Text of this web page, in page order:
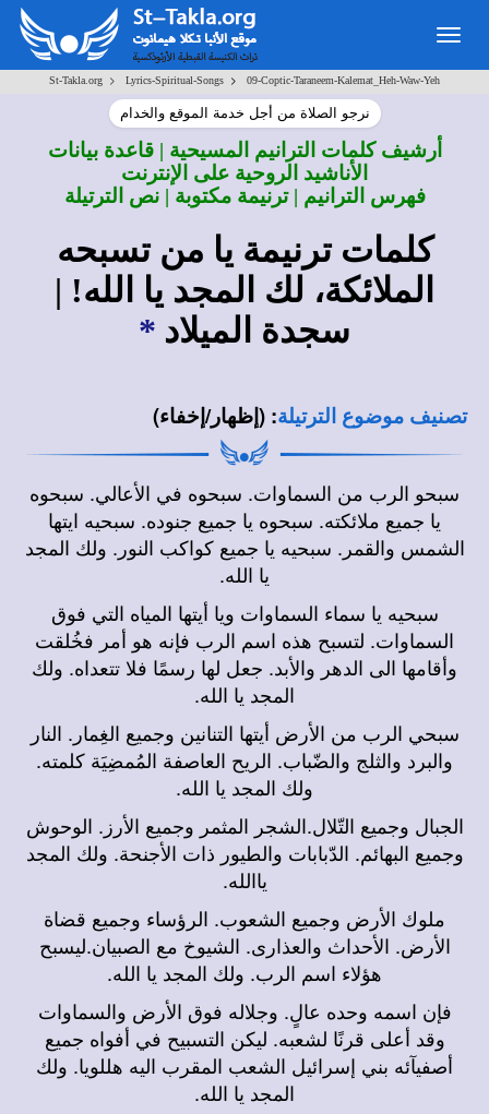
St-Takla.org > Lyrics-Spiritual-Songs > 09-Coptic-Taraneem-Kalemat_Heh-Waw-Yeh
نرجو الصلاة من أجل خدمة الموقع والخدام
أرشيف كلمات الترانيم المسيحية | قاعدة بيانات
الأناشيد الروحية على الإنترنت
فهرس الترانيم | ترنيمة مكتوبة | نص الترتيلة
كلمات ترنيمة يا من تسبحه
الملائكة، لك المجد يا الله! |
سجدة الميلاد *
تصنيف موضوع الترتيلة: (إظهار/إخفاء)
سبحو الرب من السماوات. سبحوه في الأعالي. سبحوه
يا جميع ملائكته. سبحوه يا جميع جنوده. سبحيه ايتها
الشمس والقمر. سبحيه يا جميع كواكب النور. ولك المجد
يا الله.
سبحيه يا سماء السماوات ويا أيتها المياه التي فوق
السماوات. لتسبح هذه اسم الرب فإنه هو أمر فخُلقت
وأقامها الى الدهر والأبد. جعل لها رسمًا فلا تتعداه. ولك
المجد يا الله.
سبحي الرب من الأرض أيتها التنانين وجميع الغِمار. النار
والبرد والثلج والضّباب. الريح العاصفة المُمضِيَة كلمته.
ولك المجد يا الله.
الجبال وجميع التّلال.الشجر المثمر وجميع الأرز. الوحوش
وجميع البهائم. الدّبابات والطيور ذات الأجنحة. ولك المجد
ياالله.
ملوك الأرض وجميع الشعوب. الرؤساء وجميع قضاة
الأرض. الأحداث والعذارى. الشيوخ مع الصبيان.ليسبح
هؤلاء اسم الرب. ولك المجد يا الله.
فإن اسمه وحده عالٍ. وجلاله فوق الأرض والسماوات
وقد أعلى قرنًا لشعبه. ليكن التسبيح في أفواه جميع
أصفيآئه بني إسرائيل الشعب المقرب اليه هللويا. ولك
المجد يا الله.